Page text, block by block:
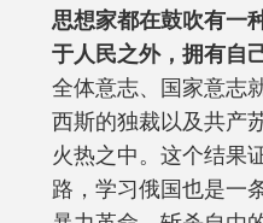
思想家都在鼓吹有一
于人民之外，拥有自
全体意志、国家意志
西斯的独裁以及共产
火热之中。这个结果
路，学习俄国也是一